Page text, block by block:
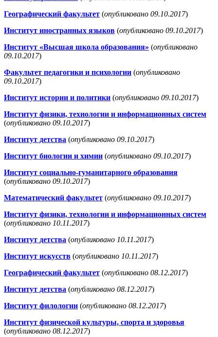
Географический факультет (опубликовано 09.10.2017)
Институт иностранных языков (опубликовано 09.10.2017)
Институт «Высшая школа образования» (опубликовано
09.10.2017)
Факультет педагогики и психологии (опубликовано
09.10.2017)
Институт истории и политики (опубликовано 09.10.2017)
Институт физики, технологии и информационных систем
(опубликовано 09.10.2017)
Институт детства (опубликовано 09.10.2017)
Институт биологии и химии (опубликовано 09.10.2017)
Институт социально-гуманитарного образования
(опубликовано 09.10.2017)
Математический факультет (опубликовано 09.10.2017)
Институт физики, технологии и информационных систем
(опубликовано 10.11.2017)
Институт детства (опубликовано 10.11.2017)
Институт искусств (опубликовано 10.11.2017)
Географический факультет (опубликовано 08.12.2017)
Институт детства (опубликовано 08.12.2017)
Институт филологии (опубликовано 08.12.2017)
Институт физической культуры, спорта и здоровья
(опубликовано 08.12.2017)